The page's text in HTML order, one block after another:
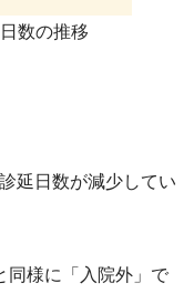
数の推移
延日数が減少してい
同様に「入院外」で